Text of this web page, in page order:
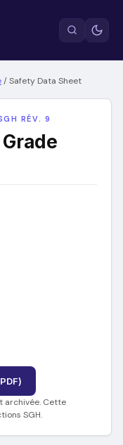
/Safety Data Sheet
RÉV. 9
archivée. Cette
SGH.